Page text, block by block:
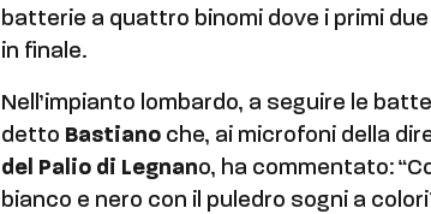
batterie a quattro binomi dove i primi
in finale.
Nell’impianto lombardo, a seguire le
detto Bastiano che, ai microfoni della
del Palio di Legnano, ha commentato:
bianco e nero con il puledro sogni a